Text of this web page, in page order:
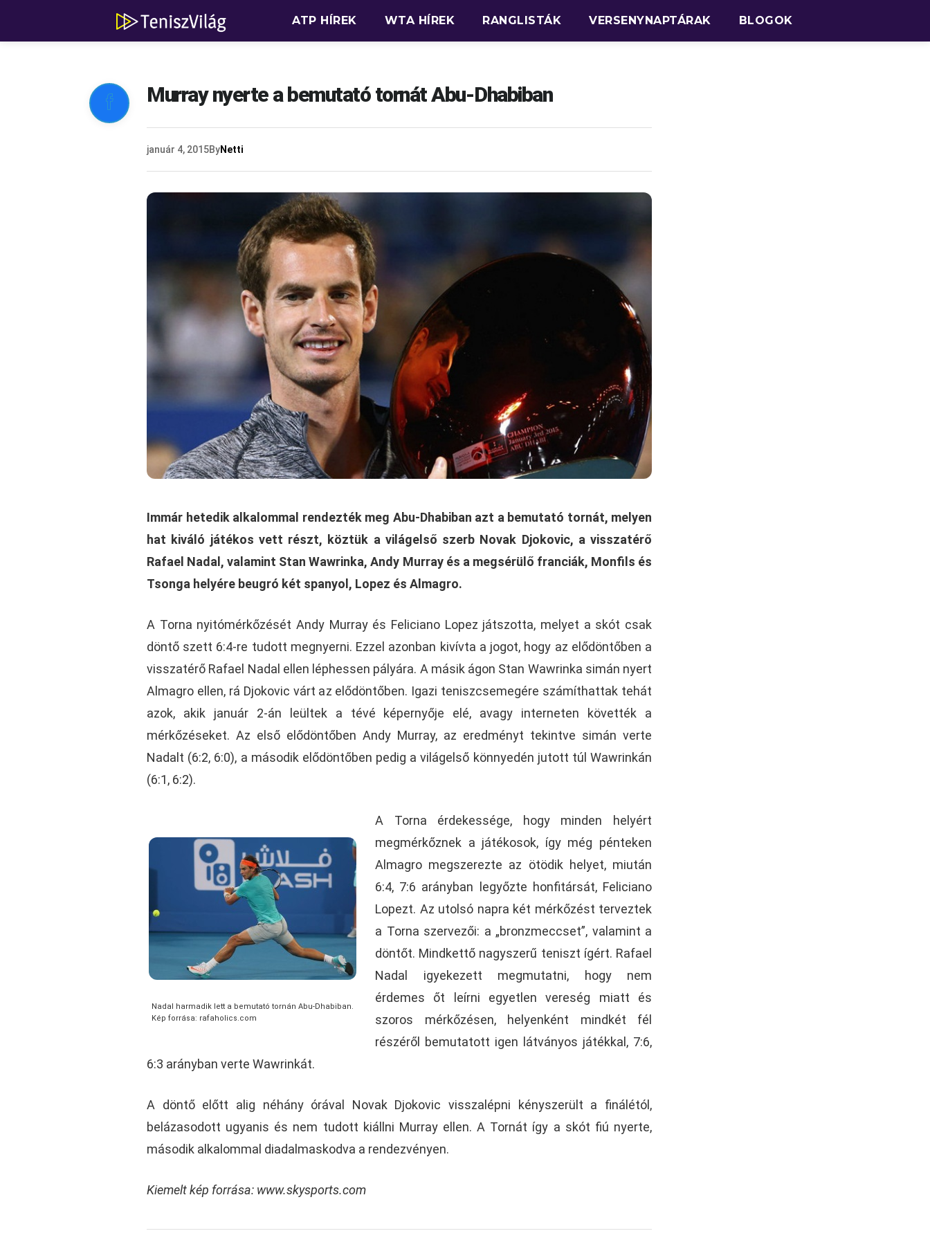
ATP HÍREK WTA HÍREK RANGLISTÁK VERSENYNAPTÁRAK BLOGOK
 Murray nyerte a bemutató tornát Abu-Dhabiban
január 4, 2015ByNetti
Immár hetedik alkalommal rendezték meg Abu-Dhabiban azt a bemutató tornát, melyen
hat kiváló játékos vett részt, köztük a világelső szerb Novak Djokovic, a visszatérő
Rafael Nadal, valamint Stan Wawrinka, Andy Murray és a megsérülő franciák, Monfils és
Tsonga helyére beugró két spanyol, Lopez és Almagro.
A Torna nyitómérkőzését Andy Murray és Feliciano Lopez játszotta, melyet a skót csak
döntő szett 6:4-re tudott megnyerni. Ezzel azonban kivívta a jogot, hogy az elődöntőben a
visszatérő Rafael Nadal ellen léphessen pályára. A másik ágon Stan Wawrinka simán nyert
Almagro ellen, rá Djokovic várt az elődöntőben. Igazi teniszcsemegére számíthattak tehát
azok, akik január 2-án leültek a tévé képernyője elé, avagy interneten követték a
mérkőzéseket. Az első elődöntőben Andy Murray, az eredményt tekintve simán verte
Nadalt (6:2, 6:0), a második elődöntőben pedig a világelső könnyedén jutott túl Wawrinkán
(6:1, 6:2).
Nadal harmadik lett a bemutató tornán Abu-Dhabiban.
Kép forrása: rafaholics.com
A Torna érdekessége, hogy minden helyért
megmérkőznek a játékosok, így még pénteken
Almagro megszerezte az ötödik helyet, miután
6:4, 7:6 arányban legyőzte honfitársát, Feliciano
Lopezt. Az utolsó napra két mérkőzést terveztek
a Torna szervezői: a „bronzmeccset”, valamint a
döntőt. Mindkettő nagyszerű teniszt ígért. Rafael
Nadal igyekezett megmutatni, hogy nem
érdemes őt leírni egyetlen vereség miatt és
szoros mérkőzésen, helyenként mindkét fél
részéről bemutatott igen látványos játékkal, 7:6,
6:3 arányban verte Wawrinkát.
A döntő előtt alig néhány órával Novak Djokovic visszalépni kényszerült a finálétól,
belázasodott ugyanis és nem tudott kiállni Murray ellen. A Tornát így a skót fiú nyerte,
második alkalommal diadalmaskodva a rendezvényen.
Kiemelt kép forrása: www.skysports.com